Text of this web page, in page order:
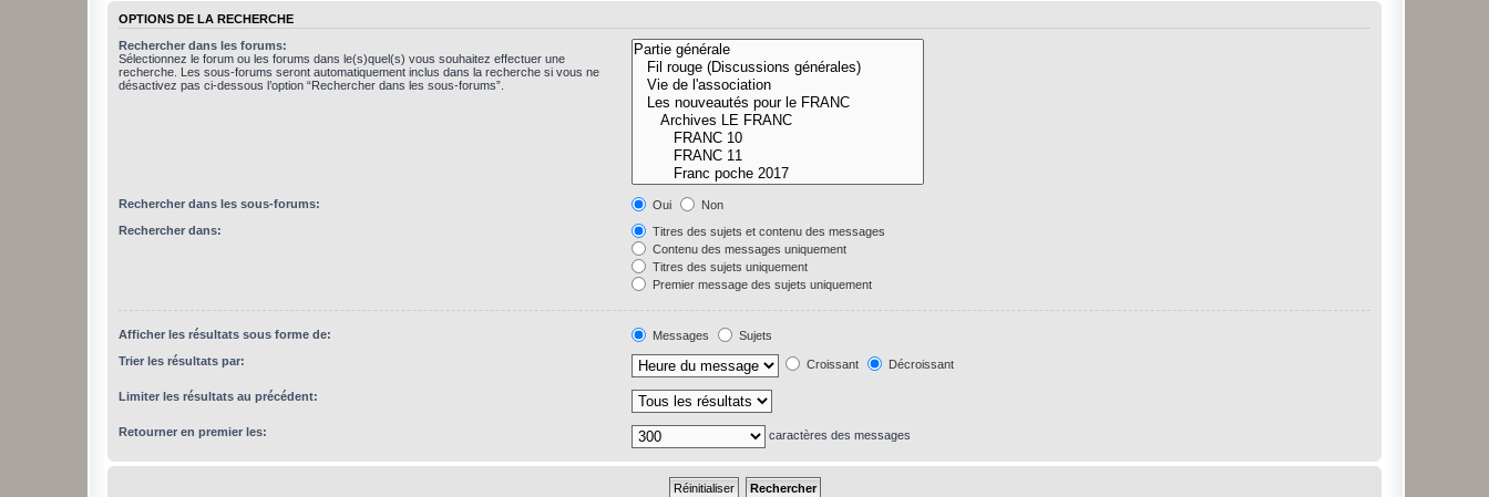
OPTIONS DE LA RECHERCHE
Rechercher dans les forums:
Sélectionnez le forum ou les forums dans le(s)quel(s) vous souhaitez effectuer une
recherche. Les sous-forums seront automatiquement inclus dans la recherche si vous ne
désactivez pas ci-dessous l’option “Rechercher dans les sous-forums”.
Rechercher dans les sous-forums: Oui
Non
Rechercher dans:
Titres des sujets et contenu des messages
Contenu des messages uniquement
Titres des sujets uniquement
Premier message des sujets uniquement
Afficher les résultats sous forme de: Messages
Sujets
Trier les résultats par:
Croissant Décroissant
Limiter les résultats au précédent:
Retourner en premier les: caractères des messages